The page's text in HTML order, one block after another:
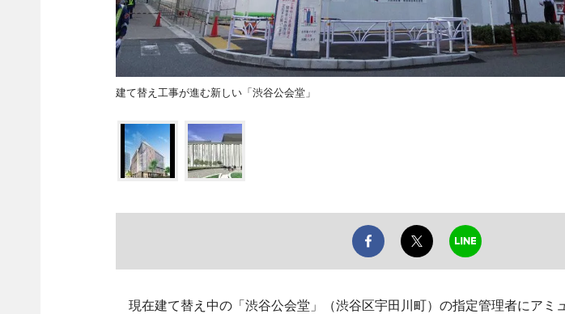
建て替え工事が進む新しい「渋谷公会堂」
現在建て替え中の「渋谷公会堂」（渋谷区宇田川町）の指定管理者にアミ